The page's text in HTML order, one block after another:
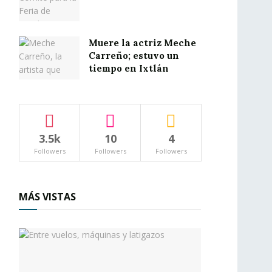
Muere la actriz Meche
Carreño; estuvo un
tiempo en Ixtlán
3.5k
Followers
10
Followers
4
Followers
MÁS VISTAS